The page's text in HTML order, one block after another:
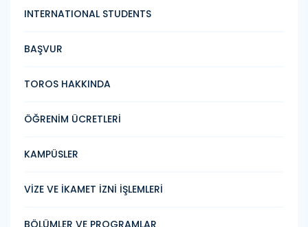
INTERNATIONAL STUDENTS
BAŞVUR
TOROS HAKKINDA
ÖĞRENİM ÜCRETLERİ
KAMPÜSLER
VİZE VE İKAMET İZNİ İŞLEMLERİ
BÖLÜMLER VE PROGRAMLAR